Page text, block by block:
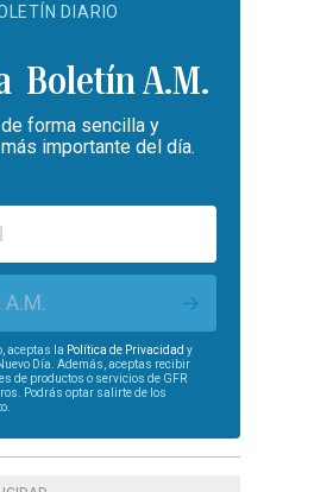
DIARIO
Boletín A.M.
forma sencilla y
importante del día.
aceptas la Política de Privacidad y
Día. Además, aceptas recibir
de productos o servicios de GFR
Podrás optar salirte de los